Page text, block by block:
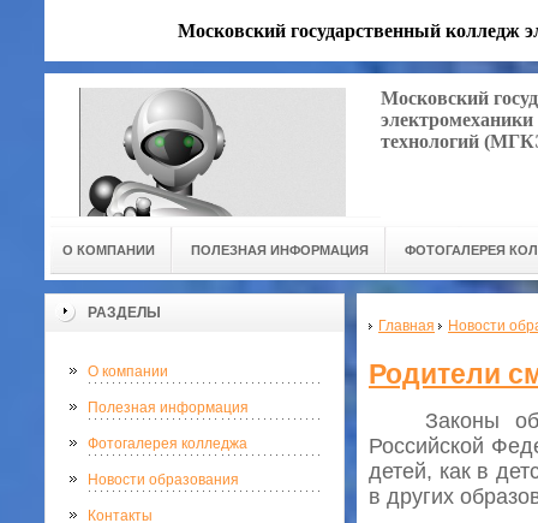
Московский государственный
Московский
технологий
О КОМПАНИИ ПОЛЕЗНАЯ ИНФОРМАЦИЯ ФОТОГАЛЕРЕЯ
РАЗДЕЛЫ
О компании
Полезная информация
Фотогалерея колледжа
Новости образования
Контакты
Главная Новости
Родители
Законы
Российской
детей, как в
в других